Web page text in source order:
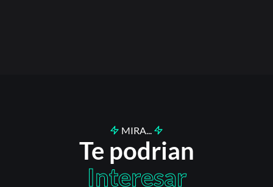
MIRA...
Te podrian
Interesar